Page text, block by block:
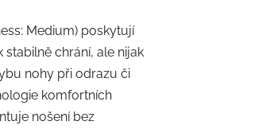
Medium) poskytují
chrání, ale nijak
nohy při odrazu či
komfortních
nošení bez